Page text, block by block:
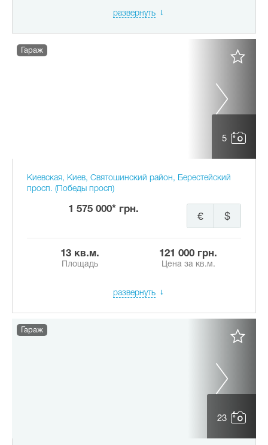
развернуть
5
Гараж
Киевская, Киев, Святошинский район, Берестейский
просп. (Победы просп)
1 575 000* грн.
$
€
13 кв.м.
Площадь
121 000 грн.
Цена за кв.м.
развернуть
23
Гараж